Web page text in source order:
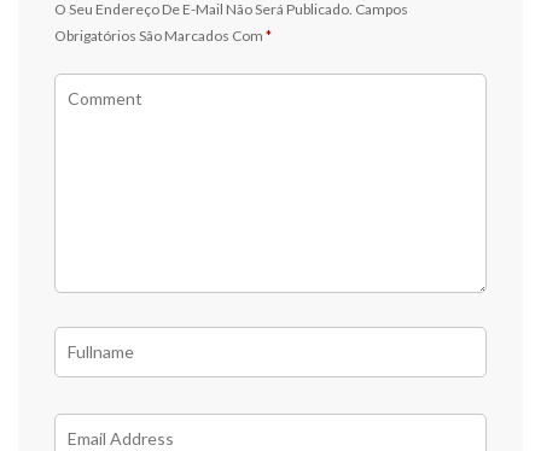
O Seu Endereço De E-Mail Não Será Publicado. Campos
Obrigatórios São Marcados Com *